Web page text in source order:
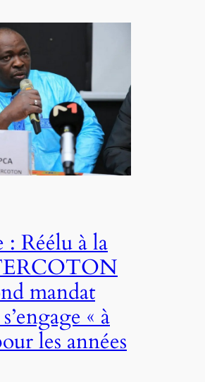
: Réélu à la
mandat
« à
les années